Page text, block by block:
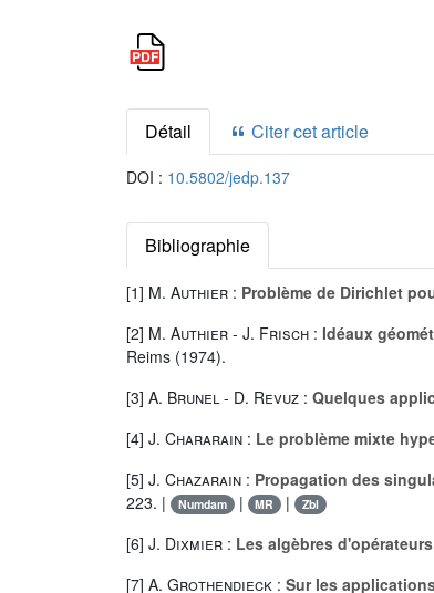
Détail Citer cet article
DOI : 10.5802/jedp.137
Bibliographie
[1] M. Authier : Problème de Dirichlet
[2] M. Authier - J. Frisch : Idéaux
Reims (1974).
[3] A. Brunel- D. Revuz : Quelques
[4] J. Chararain : Le problème mixte
[5] J. Chazarain : Propagation des
223. |
Numdam | MR | Zbl
[6] J. Dixmier : Les algèbres
[7] A. Grothendieck : Sur les